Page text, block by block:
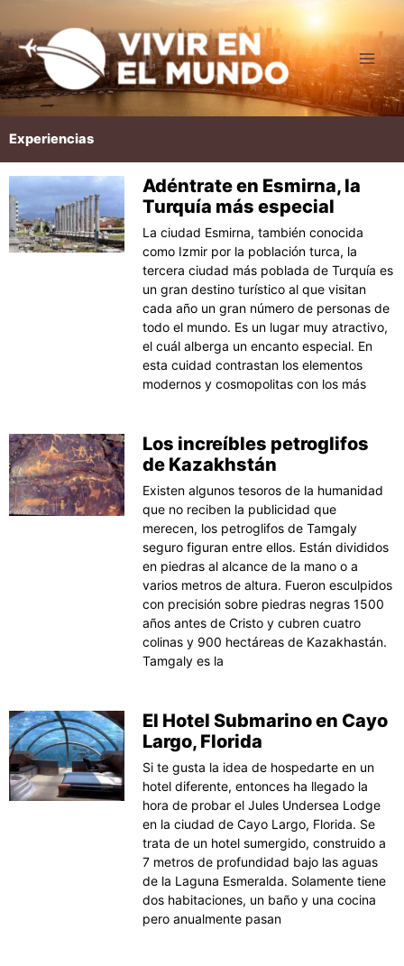
al
contenido
Experiencias
Adéntrate en Esmirna, la
Turquía más especial
La ciudad Esmirna, también conocida
como Izmir por la población turca, la
tercera ciudad más poblada de Turquía es
un gran destino turístico al que visitan
cada año un gran número de personas de
todo el mundo. Es un lugar muy atractivo,
el cuál alberga un encanto especial. En
esta cuidad contrastan los elementos
modernos y cosmopolitas con los más
Los increíbles petroglifos
de Kazakhstán
Existen algunos tesoros de la humanidad
que no reciben la publicidad que
merecen, los petroglifos de Tamgaly
seguro figuran entre ellos. Están divididos
en piedras al alcance de la mano o a
varios metros de altura. Fueron esculpidos
con precisión sobre piedras negras 1500
años antes de Cristo y cubren cuatro
colinas y 900 hectáreas de Kazakhastán.
Tamgaly es la
El Hotel Submarino en Cayo
Largo, Florida
Si te gusta la idea de hospedarte en un
hotel diferente, entonces ha llegado la
hora de probar el Jules Undersea Lodge
en la ciudad de Cayo Largo, Florida. Se
trata de un hotel sumergido, construido a
7 metros de profundidad bajo las aguas
de la Laguna Esmeralda. Solamente tiene
dos habitaciones, un baño y una cocina
pero anualmente pasan
PáginaPáginaPáginaPáginaPágina